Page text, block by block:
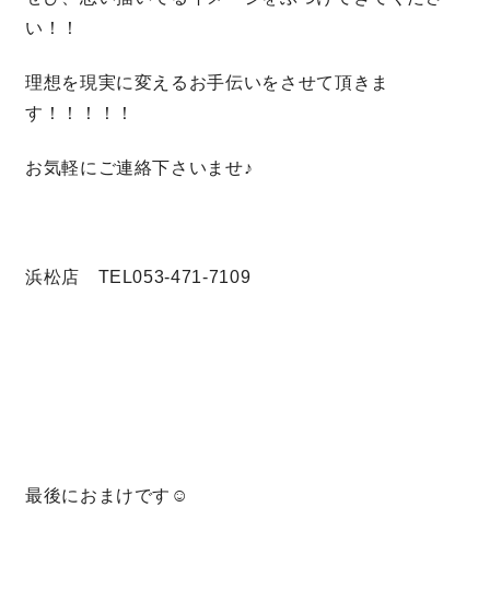
い！！
理想を現実に変えるお手伝いをさせて頂きま
す！！！！！
お気軽にご連絡下さいませ♪
浜松店 TEL053-471-7109
最後におまけです☺